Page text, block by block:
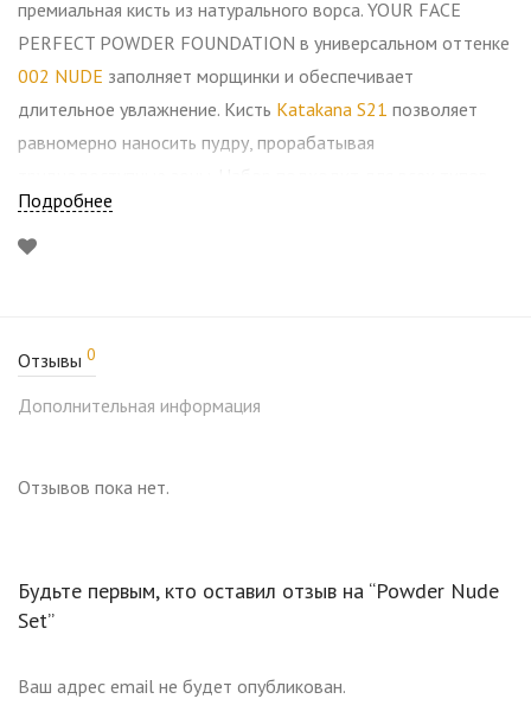
премиальная кисть из натурального ворса. YOUR FACE
PERFECT POWDER FOUNDATION в универсальном оттенке
002 NUDE заполняет морщинки и обеспечивает
длительное увлажнение. Кисть Katakana S21 позволяет
равномерно наносить пудру, прорабатывая
кожи и может использоваться вместо тонального средства
или для закрепления макияжа.
распределите на центральную зону лица сглаживающими
движениями. Рекомендуем использовать пудру также в
Подробнее
Отзывы 0
Дополнительная информация
Отзывов пока нет.
Будьте первым, кто оставил отзыв на “Powder Nude
Set”
Ваш адрес email не будет опубликован.